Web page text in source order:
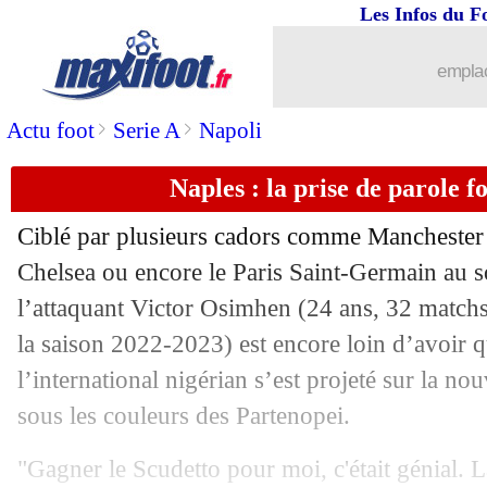
Actu foot> Serie A> Napoli
Les Infos du
Naples : la prise de parole
Ciblé par plusieurs cadors comme
Chelsea ou encore le Paris Saint-Germain au
l’attaquant Victor Osimhen (24 ans, 32
la saison 2022-2023) est encore loin d’avoir
l’international nigérian s’est projeté sur la
sous les couleurs des Partenopei.
"Gagner le Scudetto pour moi, c'était génial.
Auxerre : Djibril Cissé dans le staff
03/07 PSG: la piste Kolo Muani relancée !
: Gravenberch à la relance à
03/07 Inter: Blanc juge l'arrivée de Thuram
03/07 Nice : les premiers mots de Farioli
03/07 Dortmund: un ex-titi va rapporter 15
03/07 Lyon: une offre pour Alvero
Lens : Diarra, c'est terminé ?